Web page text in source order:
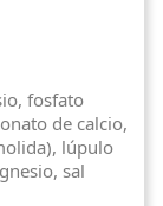
fosfato
de calcio,
lúpulo
sal